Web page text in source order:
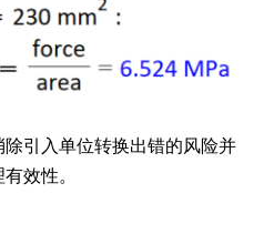
引入单位转换出错的风险并
效性。